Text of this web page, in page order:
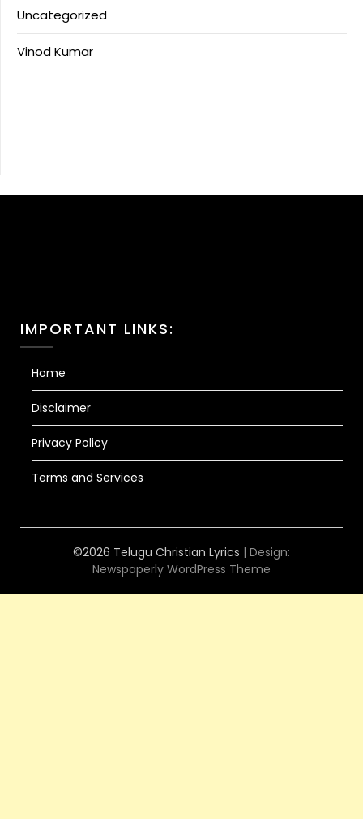
Uncategorized
Vinod Kumar
IMPORTANT LINKS:
Home
Disclaimer
Privacy Policy
Terms and Services
©2026 Telugu Christian Lyrics | Design:
Newspaperly WordPress Theme